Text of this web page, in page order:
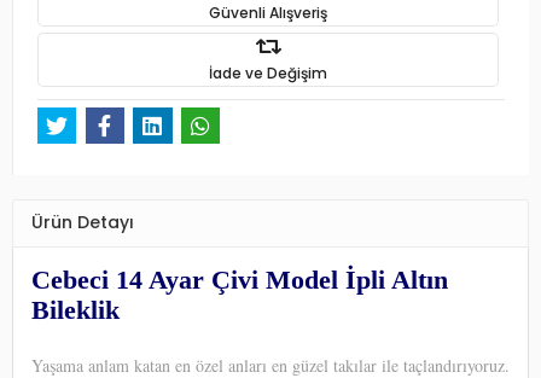
Güvenli Alışveriş
İade ve Değişim
Ürün Detayı
Cebeci 14 Ayar Çivi Model İpli Altın
Bileklik
Yaşama anlam katan en özel anları en güzel takılar ile taçlandırıyoruz.